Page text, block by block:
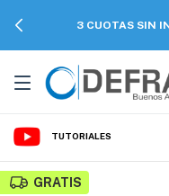
3 CUOTAS SIN
TUTORIALES
GRATIS